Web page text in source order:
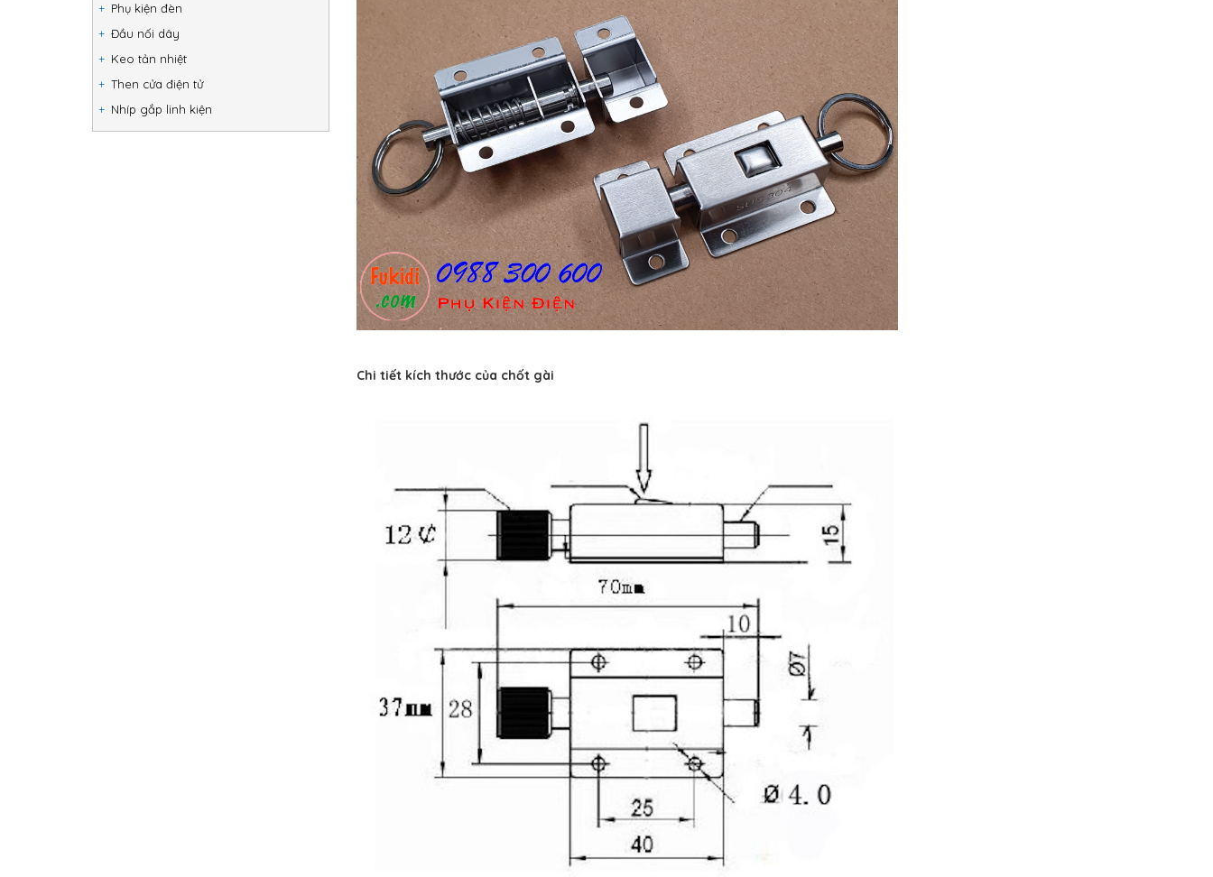
Phụ kiện đèn
Đầu nối dây
Keo tản nhiệt
Then cửa điện tử
Nhíp gắp linh kiện
Chi tiết kích thước của chốt gài